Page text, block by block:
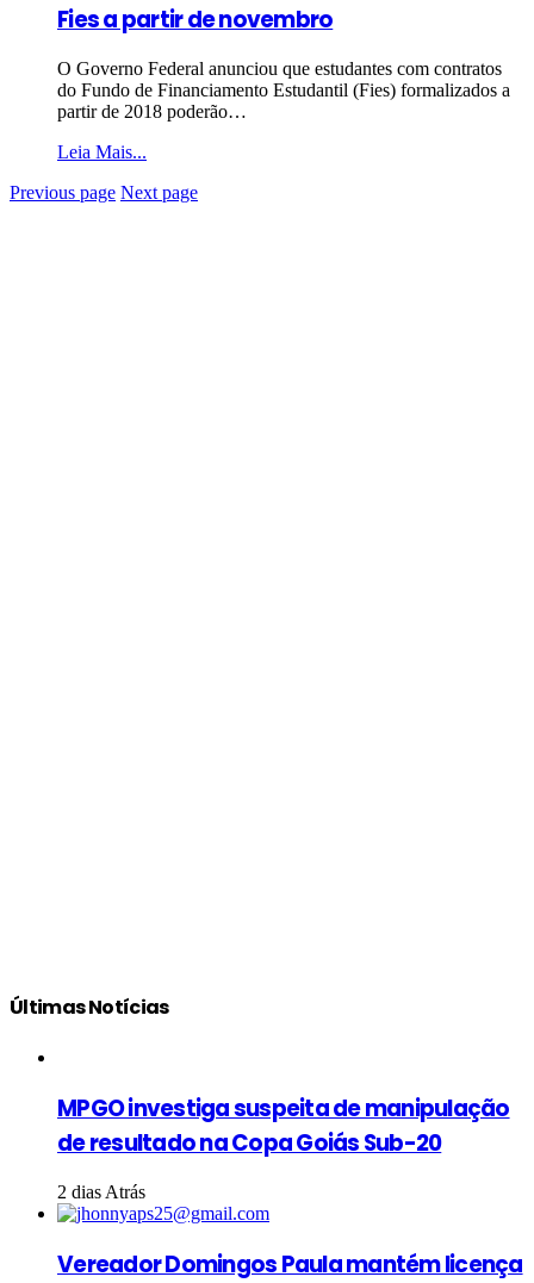
Fies a partir de novembro
O Governo Federal anunciou que estudantes com contratos
do Fundo de Financiamento Estudantil (Fies) formalizados a
partir de 2018 poderão…
Leia Mais...
Previous page Next page
Últimas Notícias
MPGO investiga suspeita de manipulação
de resultado na Copa Goiás Sub-20
2 dias Atrás
Vereador Domingos Paula mantém licença